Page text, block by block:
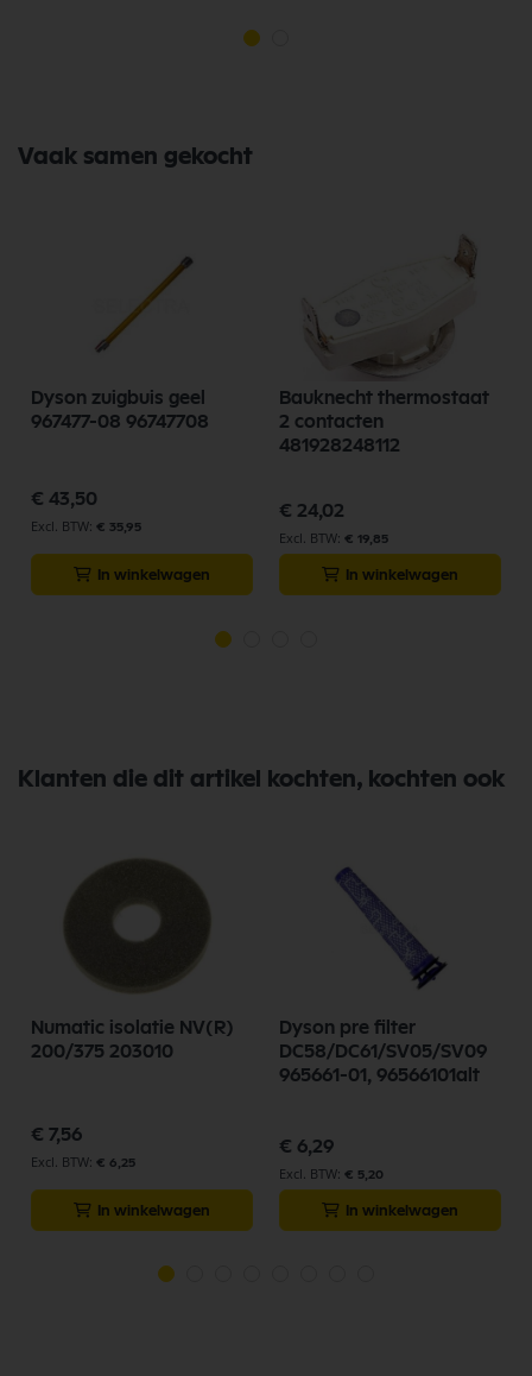
Vaak samen gekocht
Dyson zuigbuis geel
967477-08 96747708
€ 43,50
€ 35,95
In winkelwagen
Bauknecht thermostaat
2 contacten
481928248112
€ 24,02
€ 19,85
In winkelwagen
Klanten die dit artikel kochten, kochten ook
Numatic isolatie NV(R)
200/375 203010
€ 7,56
€ 6,25
In winkelwagen
Dyson pre filter
DC58/DC61/SV05/SV09
965661-01, 96566101alt
€ 6,29
€ 5,20
In winkelwagen